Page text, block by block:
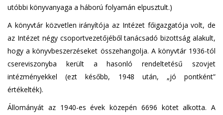
utóbbi könyvanyaga a háború folyamán elpusztult.)
A könyvtár közvetlen irányítója az Intézet főigazgatója volt, de
az Intézet négy csoportvezetőjéből tanácsadó bizottság alakult,
hogy a könyvbeszerzéseket összehangolja. A könyvtár 1936-tól
csereviszonyba került a hasonló rendeltetésű szovjet
intézményekkel (ezt később, 1948 után, „jó pontként”
értékelték).
Állományát az 1940-es évek közepén 6696 kötet alkotta. A